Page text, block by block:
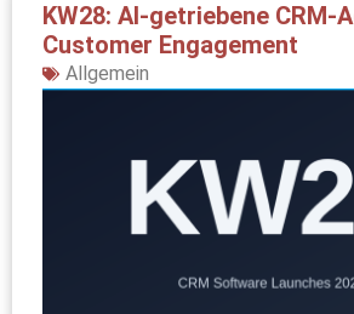
KW28: AI-getriebene CRM-
Customer Engagement
Allgemein